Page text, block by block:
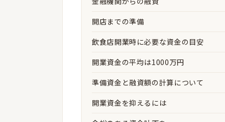
開店までの準備
飲食店開業時に必要な資金の目安
開業資金の平均は1000万円
準備資金と融資額の計算について
開業資金を抑えるには